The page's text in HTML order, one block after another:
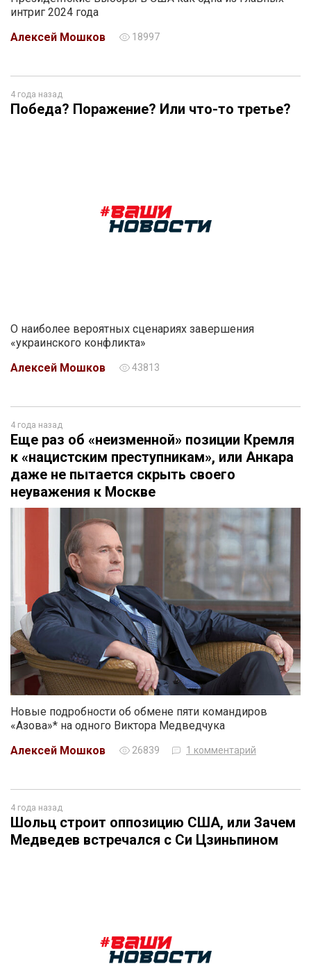
интриг 2024 года
Алексей Мошков
18997
4 года назад
Победа? Поражение? Или что-то третье?
О наиболее вероятных сценариях завершения
«украинского конфликта»
Алексей Мошков
43813
4 года назад
Еще раз об «неизменной» позиции Кремля
к «нацистским преступникам», или Анкара
даже не пытается скрыть своего
неуважения к Москве
Новые подробности об обмене пяти командиров
«Азова»* на одного Виктора Медведчука
Алексей Мошков
26839 1 комментарий
4 года назад
Шольц строит оппозицию США, или Зачем
Медведев встречался с Си Цзиньпином